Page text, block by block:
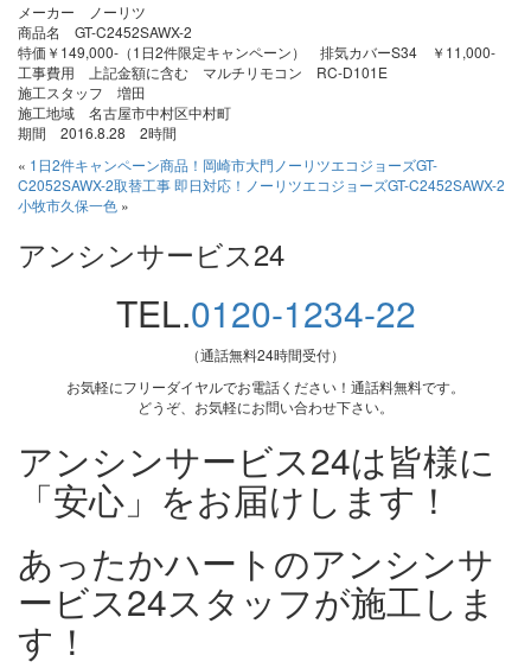
メーカー ノーリツ
商品名 GT-C2452SAWX-2
特価￥149,000-（1日2件限定キャンペーン） 排気カバーS34 ￥11,000-
工事費用 上記金額に含む マルチリモコン RC-D101E
施工スタッフ 増田
施工地域 名古屋市中村区中村町
期間 2016.8.28 2時間
« 1日2件キャンペーン商品！岡崎市大門ノーリツエコジョーズGT-
C2052SAWX-2取替工事即日対応！ノーリツエコジョーズGT-C2452SAWX-2
小牧市久保一色 »
アンシンサービス24
TEL.0120-1234-22
（通話無料24時間受付）
お気軽にフリーダイヤルでお電話ください！通話料無料です。
どうぞ、お気軽にお問い合わせ下さい。
アンシンサービス24は皆様に
「安心」をお届けします！
あったかハートのアンシンサ
ービス24スタッフが施工しま
す！